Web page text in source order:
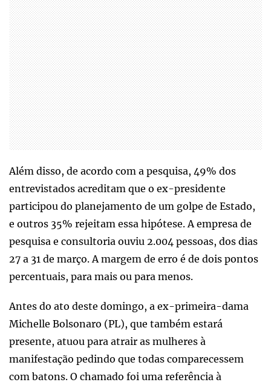
Além disso, de acordo com a pesquisa, 49% dos
entrevistados acreditam que o ex-presidente
participou do planejamento de um golpe de Estado,
e outros 35% rejeitam essa hipótese. A empresa de
pesquisa e consultoria ouviu 2.004 pessoas, dos dias
27 a 31 de março. A margem de erro é de dois pontos
percentuais, para mais ou para menos.
Antes do ato deste domingo, a ex-primeira-dama
Michelle Bolsonaro (PL), que também estará
presente, atuou para atrair as mulheres à
manifestação pedindo que todas comparecessem
com batons. O chamado foi uma referência à